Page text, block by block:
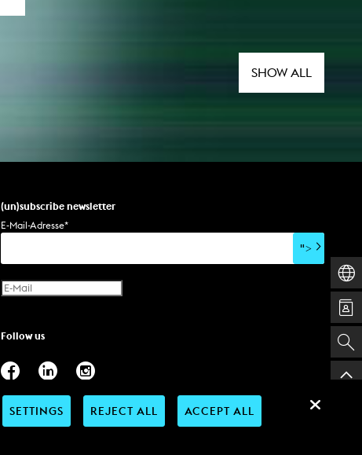
SHOW ALL
(un)subscribe newsletter
E-Mail-Adresse*
">
Follow us
SETTINGS REJECT ALL ACCEPT ALL